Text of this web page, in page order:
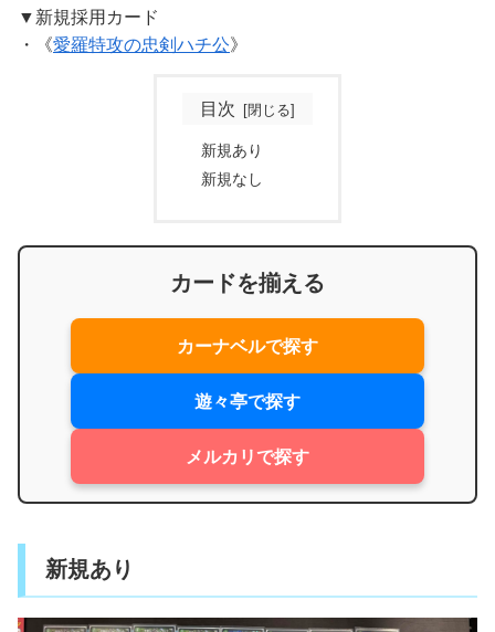
▼新規採用カード
・《愛羅特攻の忠剣ハチ公》
目次
新規あり
新規なし
カードを揃える
カーナベルで探す
遊々亭で探す
メルカリで探す
新規あり